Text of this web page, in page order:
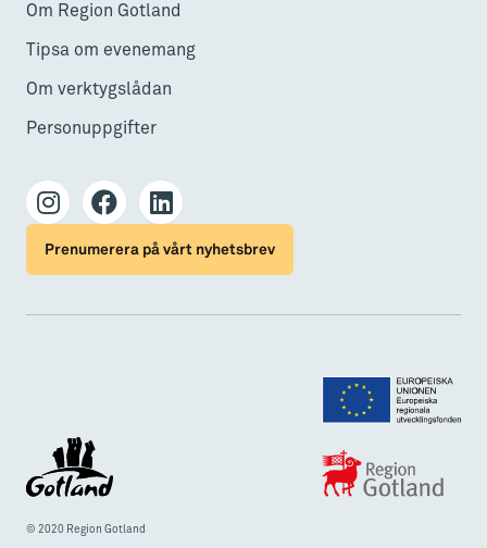
Om Region Gotland
Tipsa om evenemang
Om verktygslådan
Personuppgifter
Prenumerera på vårt nyhetsbrev
© 2020 Region Gotland